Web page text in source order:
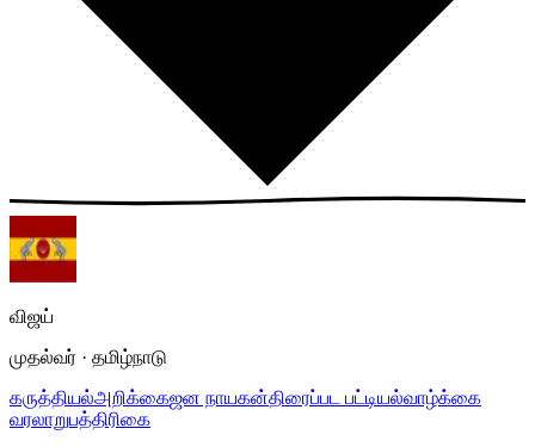
விஜய்
முதல்வர் · தமிழ்நாடு
கருத்தியல்அறிக்கைஜன நாயகன்திரைப்பட பட்டியல்வாழ்க்கை
வரலாறுபத்திரிகை